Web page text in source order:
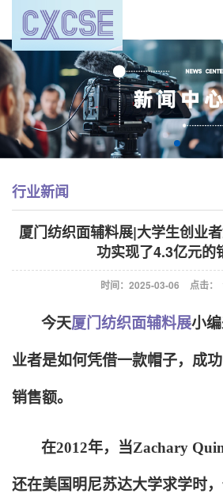
行业新闻
厦门纺织面辅料展|大学生创业
功实现了4.3亿元的
时间：2025-03-06 点击：
今天厦门纺织面辅料展小
业者是如何凭借一款帽子，成
销售额。
在2012年，当Zachary
还在美国明尼苏达大学求学时